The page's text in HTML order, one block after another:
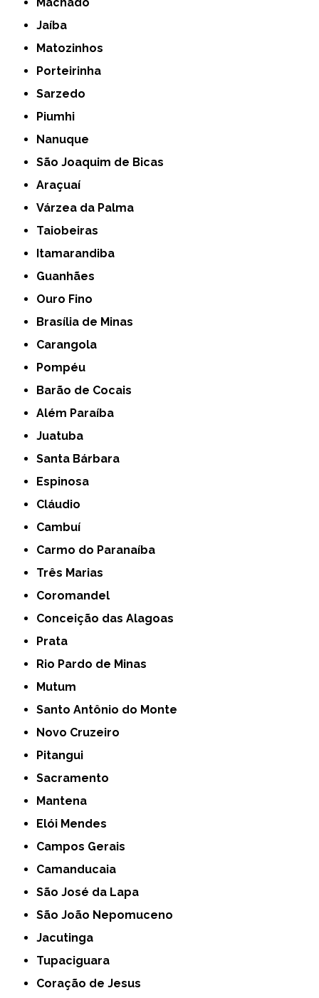
Jaíba
Matozinhos
Porteirinha
Sarzedo
Piumhi
Nanuque
São Joaquim de Bicas
Araçuaí
Várzea da Palma
Taiobeiras
Itamarandiba
Guanhães
Ouro Fino
Brasília de Minas
Carangola
Pompéu
Barão de Cocais
Além Paraíba
Juatuba
Santa Bárbara
Espinosa
Cláudio
Cambuí
Carmo do Paranaíba
Três Marias
Coromandel
Conceição das Alagoas
Prata
Rio Pardo de Minas
Mutum
Santo Antônio do Monte
Novo Cruzeiro
Pitangui
Sacramento
Mantena
Elói Mendes
Campos Gerais
Camanducaia
São José da Lapa
São João Nepomuceno
Jacutinga
Tupaciguara
Coração de Jesus